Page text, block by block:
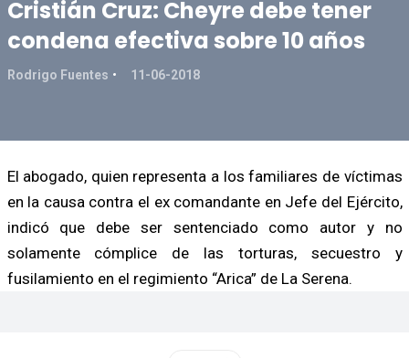
Cristián Cruz: Cheyre debe tener
condena efectiva sobre 10 años
Rodrigo Fuentes 11-06-2018
El abogado, quien representa a los familiares de víctimas
en la causa contra el ex comandante en Jefe del Ejército,
indicó que debe ser sentenciado como autor y no
solamente cómplice de las torturas, secuestro y
fusilamiento en el regimiento “Arica” de La Serena.